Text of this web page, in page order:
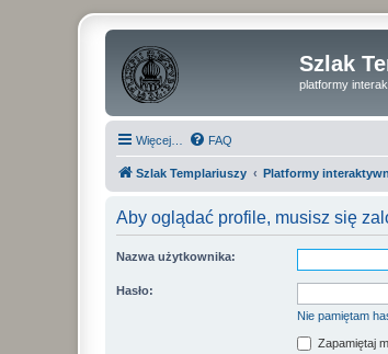
Szlak
platformy
Więcej… FAQ
Szlak Templariuszy Platformy
Aby oglądać profile, musisz się
Nazwa użytkownika:
Hasło:
Nie pamiętam
Zapamiętaj